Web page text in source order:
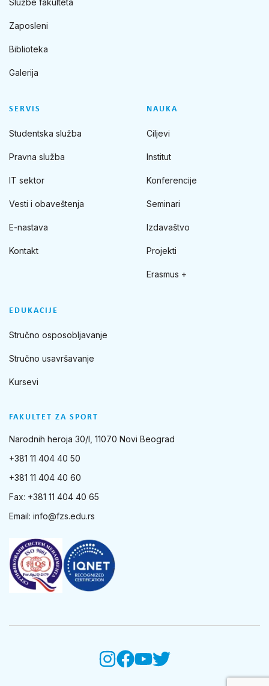
FAKULTET ZA SPORT
Narodnih heroja 30/I, 11070 Novi Beograd
+381 11 404 40 50
+381 11 404 40 60
Fax: +381 11 404 40 65
Email: info@fzs.edu.rs
Službe fakulteta
Zaposleni
Biblioteka
Galerija
SERVIS
Studentska služba
Pravna služba
IT sektor
Vesti i obaveštenja
E-nastava
Kontakt
NAUKA
Ciljevi
Institut
Konferencije
Seminari
Izdavaštvo
Projekti
Erasmus +
EDUKACIJE
Stručno osposobljavanje
Stručno usavršavanje
Kursevi